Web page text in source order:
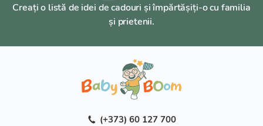
Creați o listă de idei de cadouri și împărtășiți-o cu familia
și prietenii.
(+373) 60 127 700